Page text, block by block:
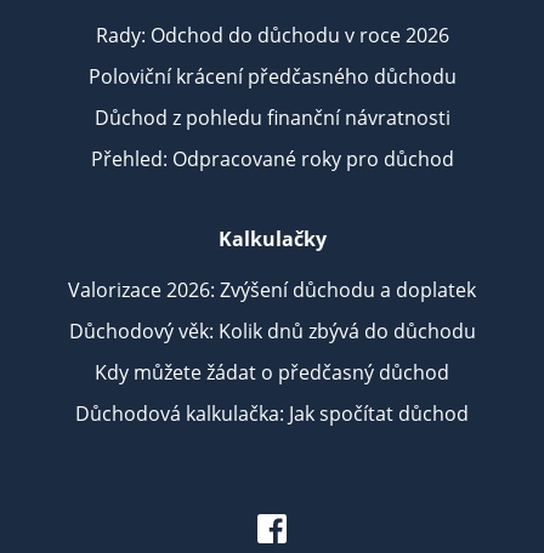
Rady: Odchod do důchodu v roce 2026
Poloviční krácení předčasného důchodu
Důchod z pohledu finanční návratnosti
Přehled: Odpracované roky pro důchod
Kalkulačky
Valorizace 2026: Zvýšení důchodu a doplatek
Důchodový věk: Kolik dnů zbývá do důchodu
Kdy můžete žádat o předčasný důchod
Důchodová kalkulačka: Jak spočítat důchod